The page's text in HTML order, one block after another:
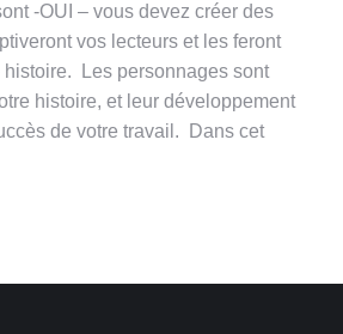
-OUI – vous devez créer des
vos lecteurs et les feront
histoire. Les personnages sont
histoire, et leur développement
de votre travail. Dans cet